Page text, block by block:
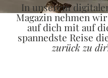
In unserem
Magazin nehmen
auf dich mit auf
spannedste Reise
zurück zu dir